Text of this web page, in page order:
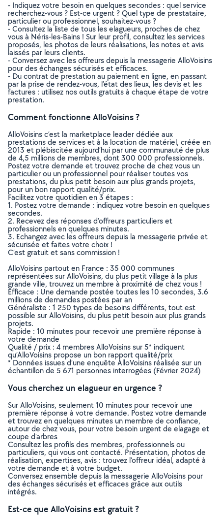
- Indiquez votre besoin en quelques secondes : quel service
recherchez-vous ? Est-ce urgent ? Quel type de prestataire,
particulier ou professionnel, souhaitez-vous ?
- Consultez la liste de tous les elagueurs, proches de chez
vous à Néris-les-Bains ! Sur leur profil, consultez les services
proposés, les photos de leurs réalisations, les notes et avis
laissés par leurs clients.
- Conversez avec les offreurs depuis la messagerie AlloVoisins
pour des échanges sécurisés et efficaces.
- Du contrat de prestation au paiement en ligne, en passant
par la prise de rendez-vous, l’état des lieux, les devis et les
factures : utilisez nos outils gratuits à chaque étape de votre
prestation.
Comment fonctionne AlloVoisins ?
AlloVoisins c’est la marketplace leader dédiée aux
prestations de services et à la location de matériel, créée en
2013 et plébiscitée aujourd’hui par une communauté de plus
de 4,5 millions de membres, dont 300 000 professionnels.
Postez votre demande et trouvez proche de chez vous un
particulier ou un professionnel pour réaliser toutes vos
prestations, du plus petit besoin aux plus grands projets,
pour un bon rapport qualité/prix.
Facilitez votre quotidien en 3 étapes :
1. Postez votre demande : indiquez votre besoin en quelques
secondes.
2. Recevez des réponses d’offreurs particuliers et
professionnels en quelques minutes.
3. Echangez avec les offreurs depuis la messagerie privée et
sécurisée et faites votre choix !
C’est gratuit et sans commission !
AlloVoisins partout en France : 35 000 communes
représentées sur AlloVoisins, du plus petit village à la plus
grande ville, trouvez un membre à proximité de chez vous !
Efficace : Une demande postée toutes les 10 secondes, 3.6
millions de demandes postées par an
Généraliste : 1 250 types de besoins différents, tout est
possible sur AlloVoisins, du plus petit besoin aux plus grands
projets.
Rapide : 10 minutes pour recevoir une première réponse à
votre demande
Qualité / prix : 4 membres AlloVoisins sur 5* indiquent
qu’AlloVoisins propose un bon rapport qualité/prix
* Données issues d’une enquête AlloVoisins réalisée sur un
échantillon de 5 671 personnes interrogées (Février 2024)
Vous cherchez un elagueur en urgence ?
Sur AlloVoisins, seulement 10 minutes pour recevoir une
première réponse à votre demande. Postez votre demande
et trouvez en quelques minutes un membre de confiance,
autour de chez vous, pour votre besoin urgent de elagage et
coupe d'arbres
Consultez les profils des membres, professionnels ou
particuliers, qui vous ont contacté. Présentation, photos de
réalisation, expertises, avis : trouvez l'offreur idéal, adapté à
votre demande et à votre budget.
Conversez ensemble depuis la messagerie AlloVoisins pour
des échanges sécurisés et efficaces grâce aux outils
intégrés.
Est-ce que AlloVoisins est gratuit ?